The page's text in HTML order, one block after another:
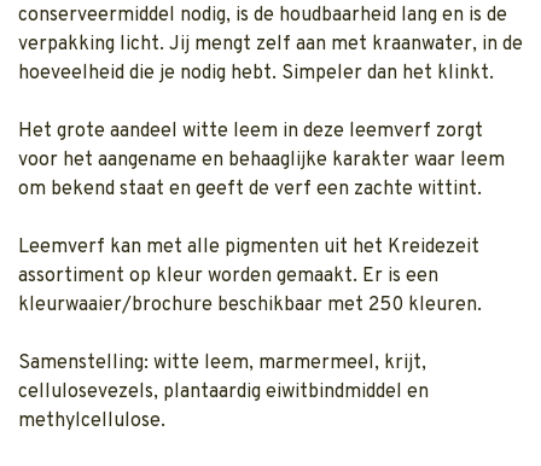
conserveermiddel nodig, is de houdbaarheid lang en is de
verpakking licht. Jij mengt zelf aan met kraanwater, in de
hoeveelheid die je nodig hebt. Simpeler dan het klinkt.
Het grote aandeel witte leem in deze leemverf zorgt
voor het aangename en behaaglijke karakter waar leem
om bekend staat en geeft de verf een zachte wittint.
Leemverf kan met alle pigmenten uit het Kreidezeit
assortiment op kleur worden gemaakt. Er is een
kleurwaaier/brochure beschikbaar met 250 kleuren.
Samenstelling: witte leem, marmermeel, krijt,
cellulosevezels, plantaardig eiwitbindmiddel en
methylcellulose.